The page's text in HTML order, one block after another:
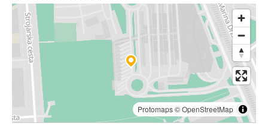
Protomaps©OpenStreetMap